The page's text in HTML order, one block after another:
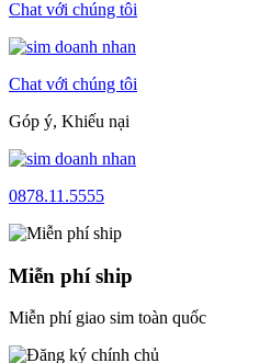
Chat với chúng tôi
Chat với chúng tôi
Góp ý, Khiếu nại
0878.11.5555
Miễn phí ship
Miễn phí giao sim toàn quốc